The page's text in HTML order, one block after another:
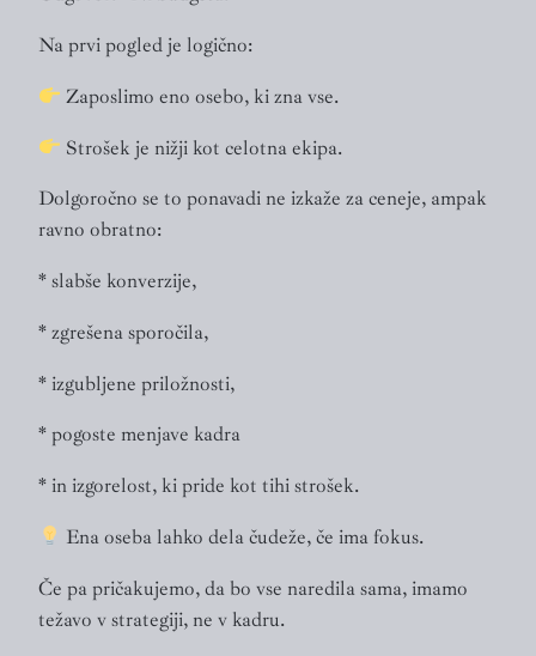
Na prvi pogled je logično:
Zaposlimo eno osebo, ki zna vse.
Strošek je nižji kot celotna ekipa.
Dolgoročno se to ponavadi ne izkaže za ceneje, ampak
ravno obratno:
* slabše konverzije,
* zgrešena sporočila,
* izgubljene priložnosti,
* pogoste menjave kadra
* in izgorelost, ki pride kot tihi strošek.
Ena oseba lahko dela čudeže, če ima fokus.
Če pa pričakujemo, da bo vse naredila sama, imamo
težavo v strategiji, ne v kadru.